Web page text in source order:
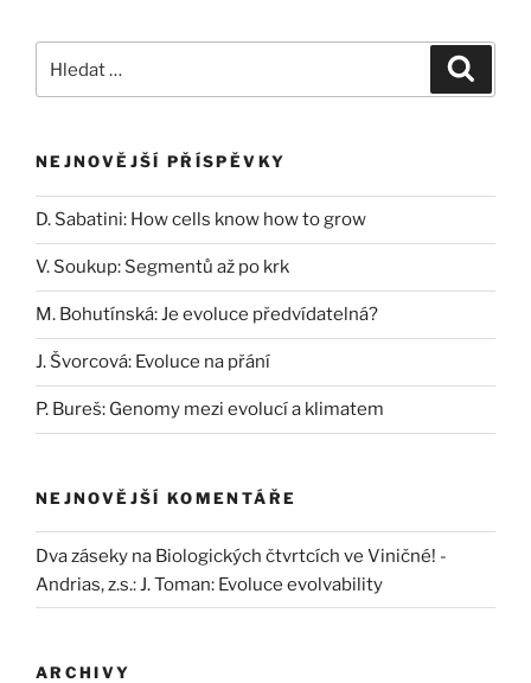
NEJNOVĚJŠÍ PŘÍSPĚVKY
D. Sabatini: How cells know how to grow
V. Soukup: Segmentů až po krk
M. Bohutínská: Je evoluce předvídatelná?
J. Švorcová: Evoluce na přání
P. Bureš: Genomy mezi evolucí a klimatem
NEJNOVĚJŠÍ KOMENTÁŘE
Dva záseky na Biologických čtvrtcích ve Viničné! -
Andrias, z.s.: J. Toman: Evoluce evolvability
ARCHIVY